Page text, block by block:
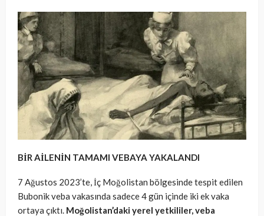
BİR AİLENİN TAMAMI VEBAYA YAKALANDI
7 Ağustos 2023’te, İç Moğolistan bölgesinde tespit edilen
Bubonik veba vakasında sadece 4 gün içinde iki ek vaka
ortaya çıktı. Moğolistan’daki yerel yetkililer, veba